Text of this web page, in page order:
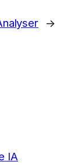
→
IA